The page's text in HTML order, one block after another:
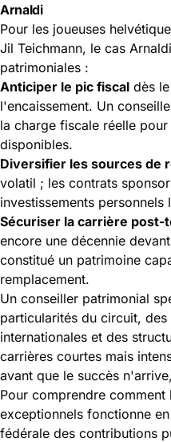
Arnaldi
Pour les joueuses
Jil Teichmann, le cas
patrimoniales :
Anticiper le pic fiscal dès
l'encaissement. Un
la charge fiscale réelle
disponibles.
Diversifier les sources de
volatil ; les contrats
investissements personnels
Sécuriser la carrière post-
encore une décennie
constitué un patrimoine
remplacement.
Un conseiller patrimonial
particularités du circuit,
internationales et des
carrières courtes mais
avant que le succès
Pour comprendre
exceptionnels fonctionne
fédérale des contributions